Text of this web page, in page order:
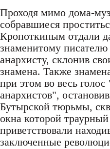
Проходя мимо дома-
собравшиеся
Кропоткиным отдали
знаменитому
анархисту, склонив
знамена. Также
при этом во весь
анархистов",
Бутырской тюрьмы,
окна которой
приветствовали
заключенные